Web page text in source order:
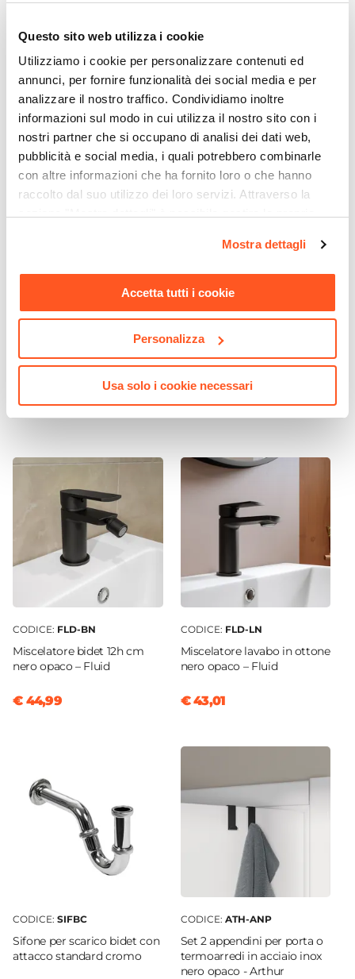
Questo sito web utilizza i cookie
Utilizziamo i cookie per personalizzare contenuti ed
annunci, per fornire funzionalità dei social media e per
analizzare il nostro traffico. Condividiamo inoltre
informazioni sul modo in cui utilizza il nostro sito con i
nostri partner che si occupano di analisi dei dati web,
pubblicità e social media, i quali potrebbero combinarle
con altre informazioni che ha fornito loro o che hanno
raccolto dal suo utilizzo dei loro servizi. Attraverso la
momento. Per maggiori informazioni si invita a leggere la
Mostra dettagli
Accetta tutti i cookie
Personalizza
Usa solo i cookie necessari
per sifone
Caratteristiche Lavabo
Lavabo
Incluso
Tipologia Lavabo
Integrato Alto
Materiale Lavabo
Resina
Dimensione Lavabo
Dimensioni Vasca
60 x 29,1 cm
Profondità Vasca
Foro Troppopieno
Predisposizione Fori
Predisposizione monoforo
Rubinetteria
Non inclusa
Kit Scarico
Non incluso
Caratteristiche Specchio
Incluso
70 x 110 cm
Orientamento
Reversibile
Applique
CODICE:AV-3NP
Lampada applique 30 cm in
metallo nero opaco - Float
€ 53,00
CODICE:
Colonna bagno sospesa 140
h x 24 cm rovere africa
€ 196,01
CODICE:
Sanitari sospesi wc e bidet
ceramica lucida con sedile
Termoarredo scaldasalviette
1200x450 bianco curvo
CODICE: FLD-BN
Miscelatore bidet 12h cm
nero opaco – Fluid
€ 44,99
CODICE: FLD-LN
Miscelatore lavabo in ottone
nero opaco – Fluid
€ 43,01
CODICE: SIFBC
Sifone per scarico bidet con
attacco standard cromo
CODICE: ATH-ANP
Set 2 appendini per porta o
termoarredi in acciaio inox
nero opaco - Arthur